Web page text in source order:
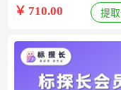
￥ 710.00 提